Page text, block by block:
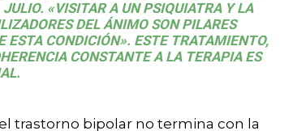
«VISITAR A UN PSIQUIATRA Y LA
DEL ÁNIMO SON PILARES
ESTA CONDICIÓN». ESTE TRATAMIENTO,
CONSTANTE A LA TERAPIA ES
trastorno bipolar no termina con la